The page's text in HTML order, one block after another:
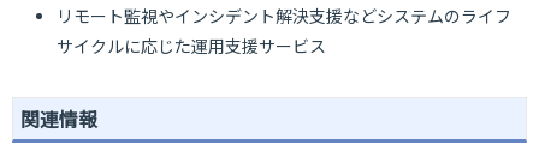
リモート監視やインシデント解決支援などシステムのライフ
サイクルに応じた運用支援サービス
関連情報